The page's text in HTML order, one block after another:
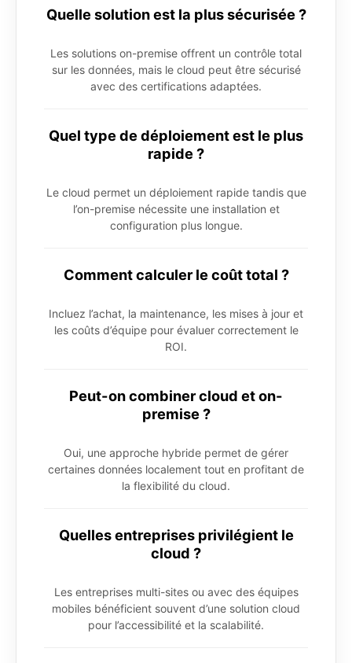
Quelle solution est la plus sécurisée ?
Les solutions on-premise offrent un contrôle total
sur les données, mais le cloud peut être sécurisé
avec des certifications adaptées.
Quel type de déploiement est le plus
rapide ?
Le cloud permet un déploiement rapide tandis que
l’on-premise nécessite une installation et
configuration plus longue.
Comment calculer le coût total ?
Incluez l’achat, la maintenance, les mises à jour et
les coûts d’équipe pour évaluer correctement le
ROI.
Peut-on combiner cloud et on-
premise ?
Oui, une approche hybride permet de gérer
certaines données localement tout en profitant de
la flexibilité du cloud.
Quelles entreprises privilégient le
cloud ?
Les entreprises multi-sites ou avec des équipes
mobiles bénéficient souvent d’une solution cloud
pour l’accessibilité et la scalabilité.